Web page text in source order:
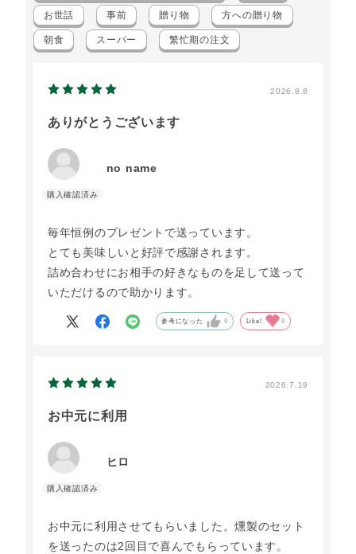
お世話 事前 贈り物 方への贈り物
朝食 スーパー 繁忙期の注文
2026.8.8
ありがとうございます
no name
毎年恒例のプレゼントで送っています。
とても美味しいと好評で感謝されます。
詰め合わせにお相手の好きなものを足して送って
いただけるので助かります。
参考になった 0 Like! 0
2026.7.19
お中元に利用
ヒロ
お中元に利用させてもらいました。燻製のセット
を送ったのは2回目で喜んでもらっています。